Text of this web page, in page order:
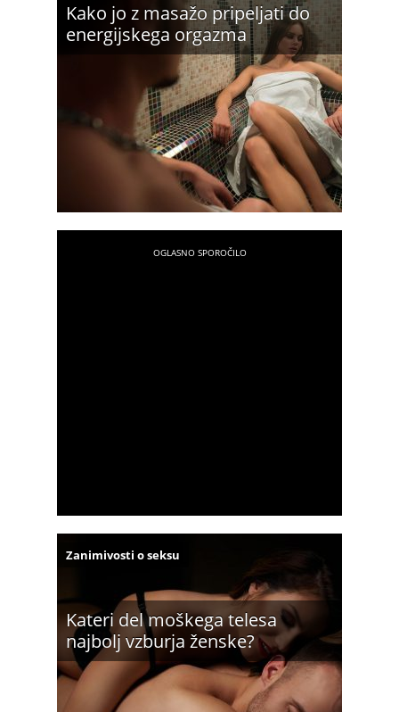
Kako jo z masažo pripeljati do
energijskega orgazma
Kateri del moškega telesa
najbolj vzburja ženske?
Zanimivosti o seksu